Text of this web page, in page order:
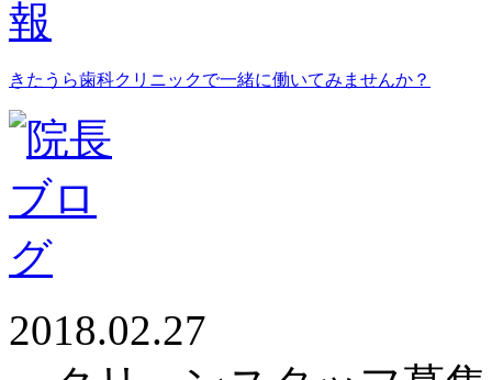
きたうら歯科クリニックで一緒に働いてみませんか？
2018.02.27